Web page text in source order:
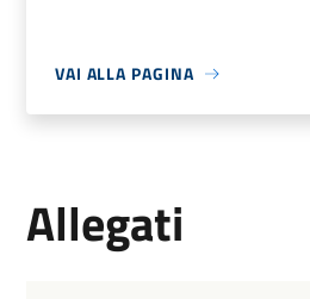
VAI ALLA PAGINA
Allegati